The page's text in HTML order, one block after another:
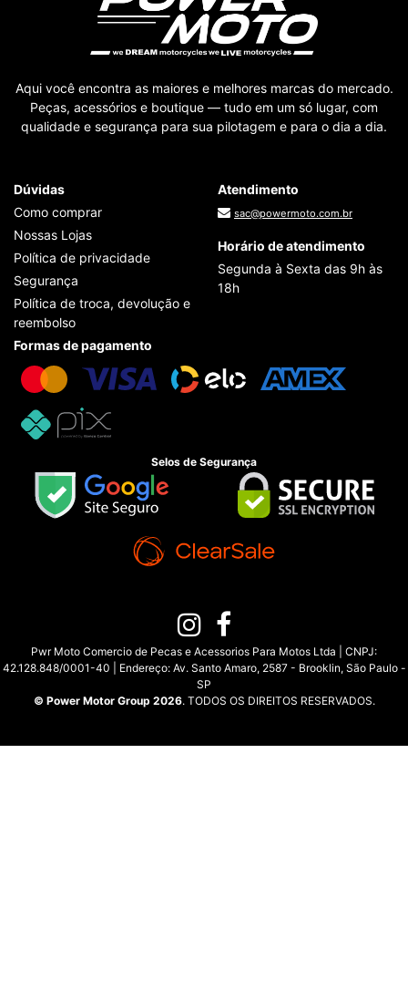
Aqui você encontra as maiores e melhores marcas do mercado.
Peças, acessórios e boutique — tudo em um só lugar, com
qualidade e segurança para sua pilotagem e para o dia a dia.
Dúvidas
Como comprar
Nossas Lojas
Política de privacidade
Segurança
Política de troca, devolução e
reembolso
Atendimento
sac@powermoto.com.br
Horário de atendimento
Segunda à Sexta das 9h às
18h
Formas de pagamento
Selos de Segurança
Pwr Moto Comercio de Pecas e Acessorios Para Motos Ltda | CNPJ:
42.128.848/0001-40 | Endereço: Av. Santo Amaro, 2587 - Brooklin, São Paulo -
SP
© Power Motor Group 2026. TODOS OS DIREITOS RESERVADOS.